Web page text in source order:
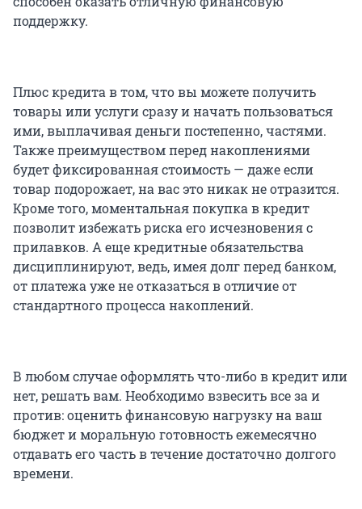
поддержку.
Плюс кредита в том, что вы можете получить
товары или услуги сразу и начать пользоваться
ими, выплачивая деньги постепенно, частями.
Также преимуществом перед накоплениями
будет фиксированная стоимость — даже если
товар подорожает, на вас это никак не отразится.
Кроме того, моментальная покупка в кредит
позволит избежать риска его исчезновения с
прилавков. А еще кредитные обязательства
дисциплинируют, ведь, имея долг перед банком,
от платежа уже не отказаться в отличие от
стандартного процесса накоплений.
В любом случае оформлять что-либо в кредит или
нет, решать вам. Необходимо взвесить все за и
против: оценить финансовую нагрузку на ваш
бюджет и моральную готовность ежемесячно
отдавать его часть в течение достаточно долгого
времени.